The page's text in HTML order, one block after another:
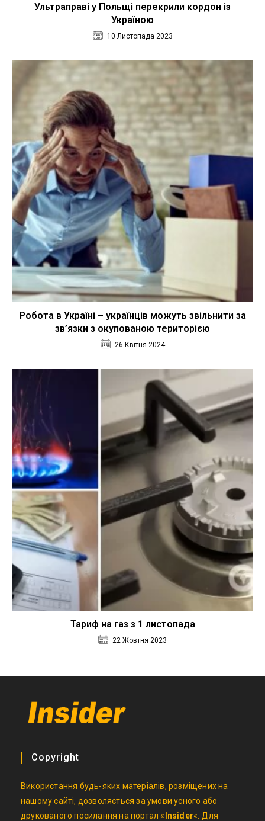
Ультраправі у Польщі перекрили кордон із
Україною
10 Листопада 2023
Робота в Україні – українців можуть звільнити за
зв’язки з окупованою територією
26 Квітня 2024
Тариф на газ з 1 листопада
22 Жовтня 2023
Copyright
Використання будь-яких матеріалів, розміщених на
нашому сайті, дозволяється за умови усного або
друкованого посилання на портал « Insider«. Для